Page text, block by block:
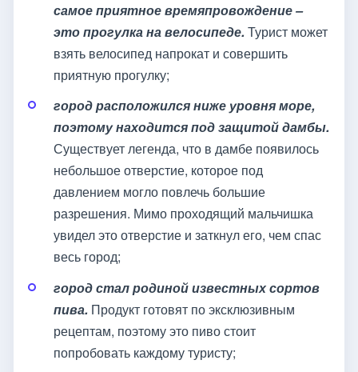
самое приятное времяпровождение –
это прогулка на велосипеде. Турист может
взять велосипед напрокат и совершить
приятную прогулку;
город расположился ниже уровня море,
поэтому находится под защитой дамбы.
Существует легенда, что в дамбе появилось
небольшое отверстие, которое под
давлением могло повлечь большие
разрешения. Мимо проходящий мальчишка
увидел это отверстие и заткнул его, чем спас
весь город;
город стал родиной известных сортов
пива. Продукт готовят по эксклюзивным
рецептам, поэтому это пиво стоит
попробовать каждому туристу;